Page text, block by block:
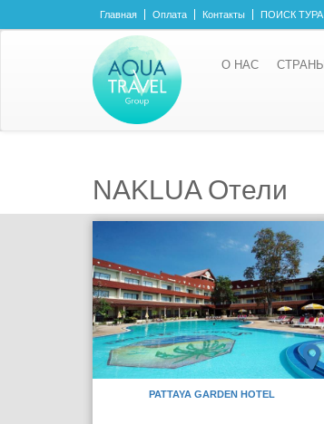
Главная Оплата Контакты ПОИСК ТУРА
О НАС СТРАНЫ
NAKLUA Отели
PATTAYA GARDEN HOTEL